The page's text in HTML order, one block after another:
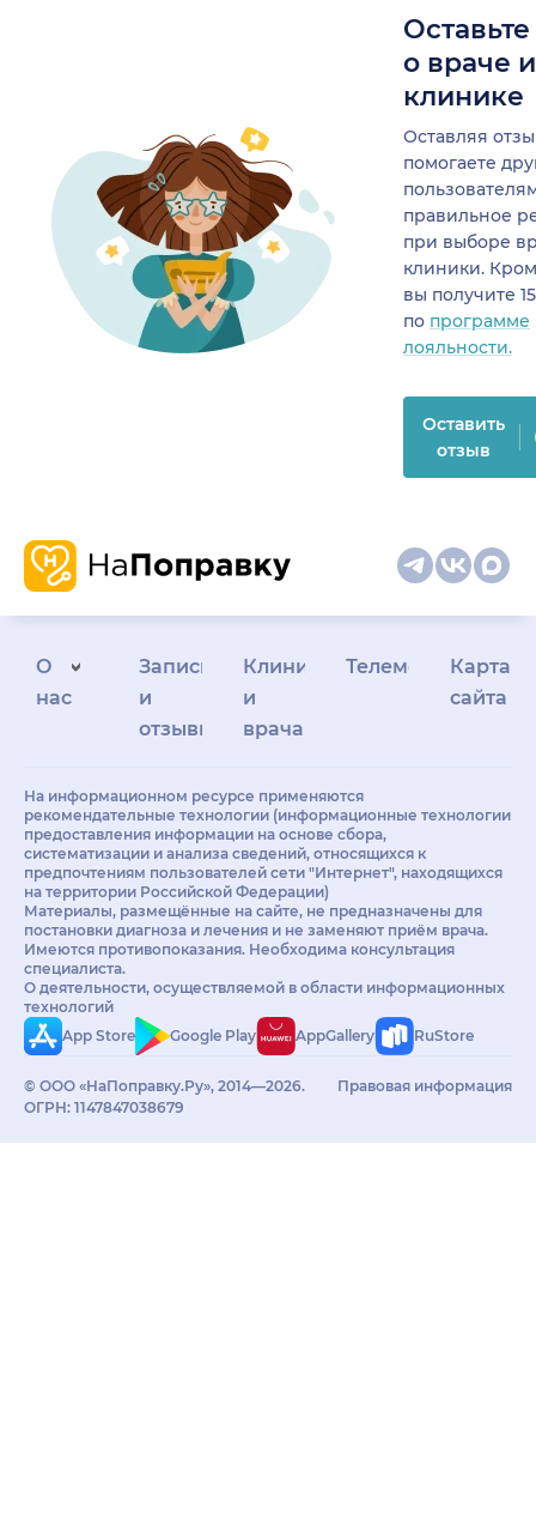
о враче
клинике
Оставляя
помогаете
правильное
при выборе
клиники.
вы получите
по программе
лояльности.
Оставить
отзыв
О
нас
Запись
и
отзывы
Клиникам
и
врачам
Телемедицина
Карта
сайта
На информационном ресурсе применяются
рекомендательные технологии (информационные технологии
предоставления информации на основе сбора,
систематизации и анализа сведений, относящихся к
предпочтениям пользователей сети "Интернет", находящихся
на территории Российской Федерации)
Материалы, размещённые на сайте, не предназначены для
постановки диагноза и лечения и не заменяют приём врача.
Имеются противопоказания. Необходима консультация
специалиста.
О деятельности, осуществляемой в области информационных
технологий
App Store
Google Play AppGallery RuStore
© ООО «НаПоправку.Ру», 2014—2026.
ОГРН: 1147847038679
Правовая информация